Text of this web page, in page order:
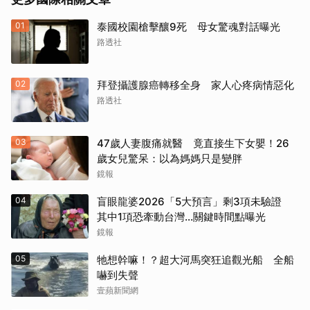
01 泰國校園槍擊釀9死 母女驚魂對話曝光
路透社
02 拜登攝護腺癌轉移全身 家人心疼病情惡化
路透社
03
47歲人妻腹痛就醫 竟直接生下女嬰！26
歲女兒驚呆：以為媽媽只是變胖
鏡報
04
盲眼龍婆2026「5大預言」剩3項未驗證
其中1項恐牽動台灣...關鍵時間點曝光
鏡報
05
牠想幹嘛！？超大河馬突狂追觀光船 全船
嚇到失聲
壹蘋新聞網